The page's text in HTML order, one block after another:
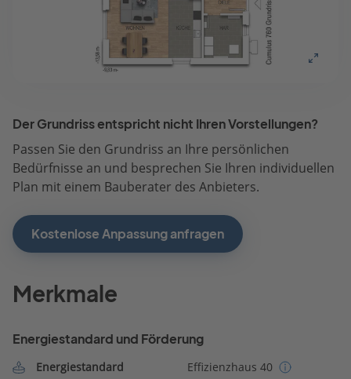
Der Grundriss entspricht nicht Ihren Vorstellungen?
Passen Sie den Grundriss an Ihre persönlichen
Bedürfnisse an und besprechen Sie Ihren individuellen
Plan mit einem Bauberater des Anbieters.
Kostenlose Anpassung anfragen
Merkmale
Energiestandard und Förderung
Energiestandard Effizienzhaus 40